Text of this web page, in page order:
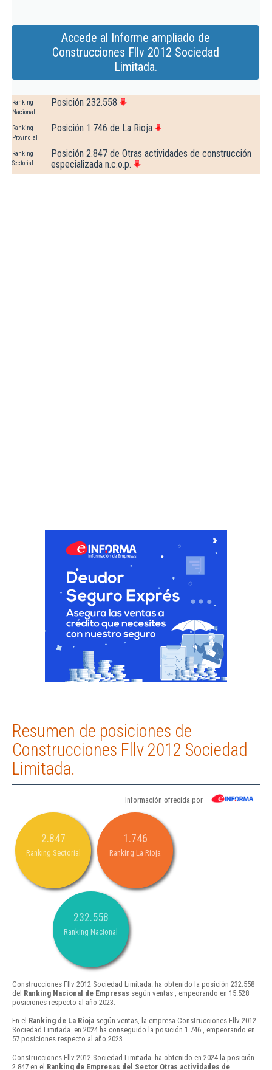
Accede al Informe ampliado de
Construcciones Fllv 2012 Sociedad
Limitada.
Ranking
Nacional
Posición 232.558
Ranking
Provincial
Posición 1.746 de La Rioja
Ranking
Sectorial
Posición 2.847 de Otras actividades de construcción
especializada n.c.o.p.
Resumen de posiciones de
Construcciones Fllv 2012 Sociedad
Limitada.
Información ofrecida por
2.847
Ranking Sectorial
1.746
Ranking La Rioja
232.558
Ranking Nacional
Construcciones Fllv 2012 Sociedad Limitada. ha obtenido la posición 232.558
del Ranking Nacional de Empresas según ventas , empeorando en 15.528
posiciones respecto al año 2023.
En el Ranking de La Rioja según ventas, la empresa Construcciones Fllv 2012
Sociedad Limitada. en 2024 ha conseguido la posición 1.746 , empeorando en
57 posiciones respecto al año 2023.
Construcciones Fllv 2012 Sociedad Limitada. ha obtenido en 2024 la posición
2.847 en el Ranking de Empresas del Sector Otras actividades de